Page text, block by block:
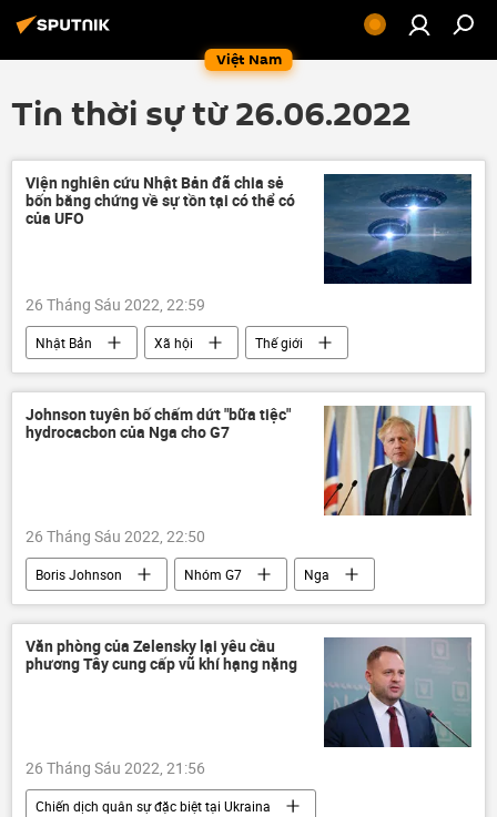
Việt Nam
Tin thời sự từ 26.06.2022
Viện nghiên cứu Nhật Bản đã chia sẻ
bốn bằng chứng về sự tồn tại có thể có
của UFO
26 Tháng Sáu 2022, 22:59
Nhật Bản Xã hội Thế giới
Johnson tuyên bố chấm dứt "bữa tiệc"
hydrocacbon của Nga cho G7
26 Tháng Sáu 2022, 22:50
Boris Johnson Nhóm G7
Nga
Chính trị
Văn phòng của Zelensky lại yêu cầu
phương Tây cung cấp vũ khí hạng nặng
26 Tháng Sáu 2022, 21:56
Chiến dịch quân sự đặc biệt tại Ukraina